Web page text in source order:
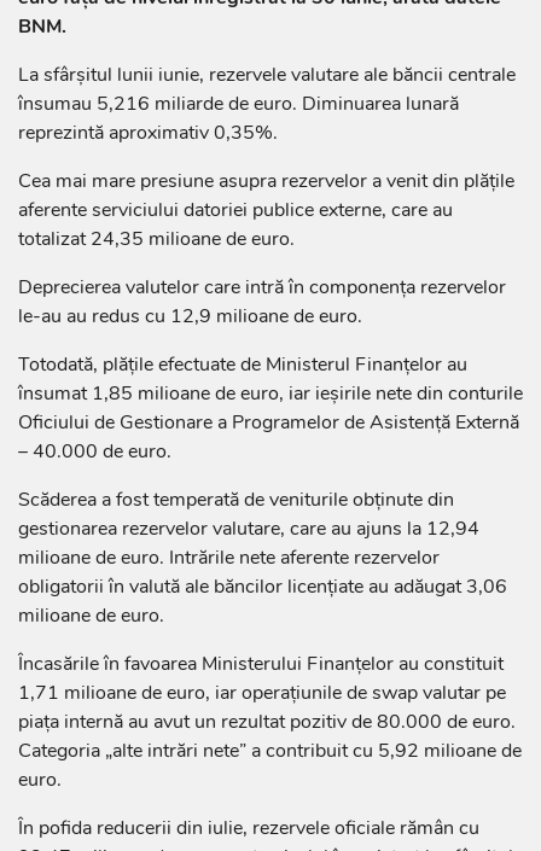
BNM.
La sfârșitul lunii iunie, rezervele valutare ale băncii centrale
însumau 5,216 miliarde de euro. Diminuarea lunară
reprezintă aproximativ 0,35%.
Cea mai mare presiune asupra rezervelor a venit din plățile
aferente serviciului datoriei publice externe, care au
totalizat 24,35 milioane de euro.
Deprecierea valutelor care intră în componența rezervelor
le-au au redus cu 12,9 milioane de euro.
Totodată, plățile efectuate de Ministerul Finanțelor au
însumat 1,85 milioane de euro, iar ieșirile nete din conturile
Oficiului de Gestionare a Programelor de Asistență Externă
– 40.000 de euro.
Scăderea a fost temperată de veniturile obținute din
gestionarea rezervelor valutare, care au ajuns la 12,94
milioane de euro. Intrările nete aferente rezervelor
obligatorii în valută ale băncilor licențiate au adăugat 3,06
milioane de euro.
Încasările în favoarea Ministerului Finanțelor au constituit
1,71 milioane de euro, iar operațiunile de swap valutar pe
piața internă au avut un rezultat pozitiv de 80.000 de euro.
Categoria „alte intrări nete” a contribuit cu 5,92 milioane de
euro.
În pofida reducerii din iulie, rezervele oficiale rămân cu